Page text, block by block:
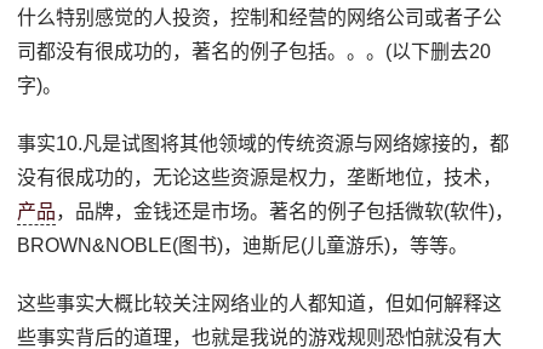
什么特别感觉的人投资，控制和经营的网络公司或者子公
司都没有很成功的，著名的例子包括。。。(以下删去20
字)。
事实10.凡是试图将其他领域的传统资源与网络嫁接的，都
没有很成功的，无论这些资源是权力，垄断地位，技术，
产品，品牌，金钱还是市场。著名的例子包括微软(软件)，
BROWN&NOBLE(图书)，迪斯尼(儿童游乐)，等等。
这些事实大概比较关注网络业的人都知道，但如何解释这
些事实背后的道理，也就是我说的游戏规则恐怕就没有大